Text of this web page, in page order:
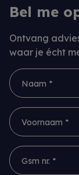
Bel me
Ontvang
waar je écht
Naam *
Voornaam *
Gsm nr. *